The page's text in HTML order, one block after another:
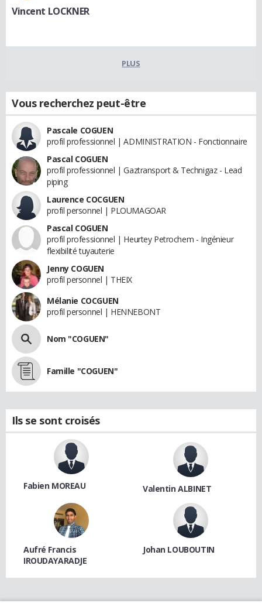
Vincent LOCKNER
PLUS
Vous recherchez peut-être
Pascale COGUEN
profil professionnel | ADMINISTRATION - Fonctionnaire
Pascal COGUEN
profil professionnel | Gaztransport & Technigaz - Lead
piping
Laurence COCGUEN
profil personnel | PLOUMAGOAR
Pascal COGUEN
profil professionnel | Heurtey Petrochem - Ingénieur
flexibilité tuyauterie
Jenny COGUEN
profil personnel | THEIX
Mélanie COCGUEN
profil personnel | HENNEBONT
Nom "COGUEN"
Famille "COGUEN"
Ils se sont croisés
Fabien MOREAU Valentin ALBINET
Aufré Francis
IROUDAYARADJE
Johan LOUBOUTIN